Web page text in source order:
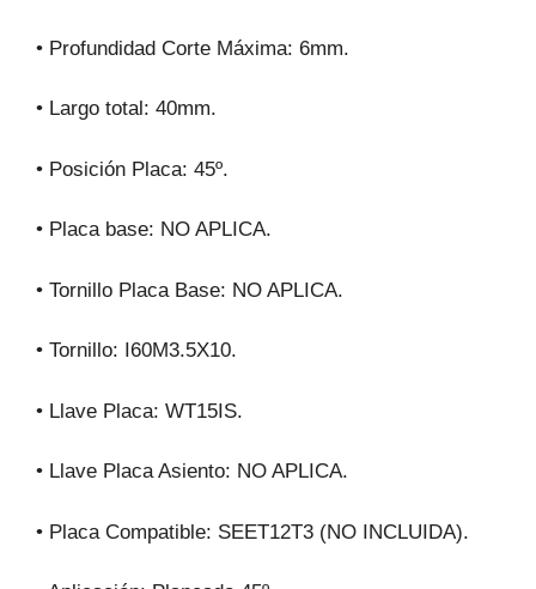
• Profundidad Corte Máxima: 6mm.
• Largo total: 40mm.
• Posición Placa: 45º.
• Placa base: NO APLICA.
• Tornillo Placa Base: NO APLICA.
• Tornillo: I60M3.5X10.
• Llave Placa: WT15IS.
• Llave Placa Asiento: NO APLICA.
• Placa Compatible: SEET12T3 (NO INCLUIDA).